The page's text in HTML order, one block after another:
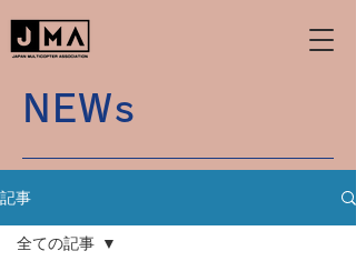
NEWs
記事
全ての記事